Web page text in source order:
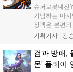
슈퍼로봇대전
기념하는 마
장팩은 본편
규 참전작과
하는 몰입감
새로운 가능성
기획기사 | 강
검과 방패,
몬' 플레이